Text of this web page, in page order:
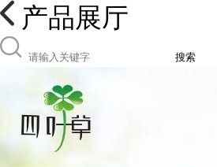
产品展厅
搜索